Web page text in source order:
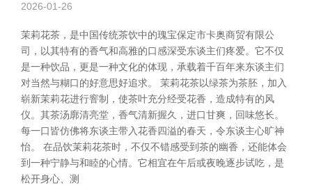
2026-01-26
茉莉花茶，是中国传统茶饮中的瑰宝保定市卡奥商贸有限公
司，以其特有的香气和高雅的口感深受东谈主们疼爱。它不仅
是一种饮品，更是一种文化的体现，承载着千百年来东谈主们
对当然与糊口的好意思好追求。 茉莉花茶以绿茶为茶胚，加入
崭新茉莉花进行窨制，使茶叶充分经受花香，造成特有的风
仪。其茶汤廓清亮堂，香气清新握久，进口甘爽，回味悠长。
每一口皆仿佛将东谈主带入花香四溢的春天，令东谈主心旷神
怡。 在品饮茉莉花茶时，不仅不错感受到茶的幽香，还能体会
到一种宁静与和睦的心情。它相宜在午后或夜晚逐步试吃，是
松开身心、测